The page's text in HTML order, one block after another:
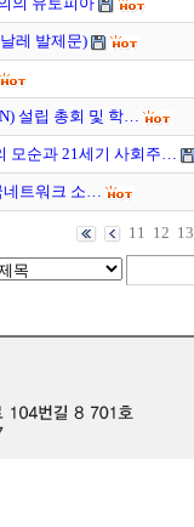
레 발제문)
설립 총회 및 학…
모순과 21세기 사회주…
네트워크 소…
11 12 13